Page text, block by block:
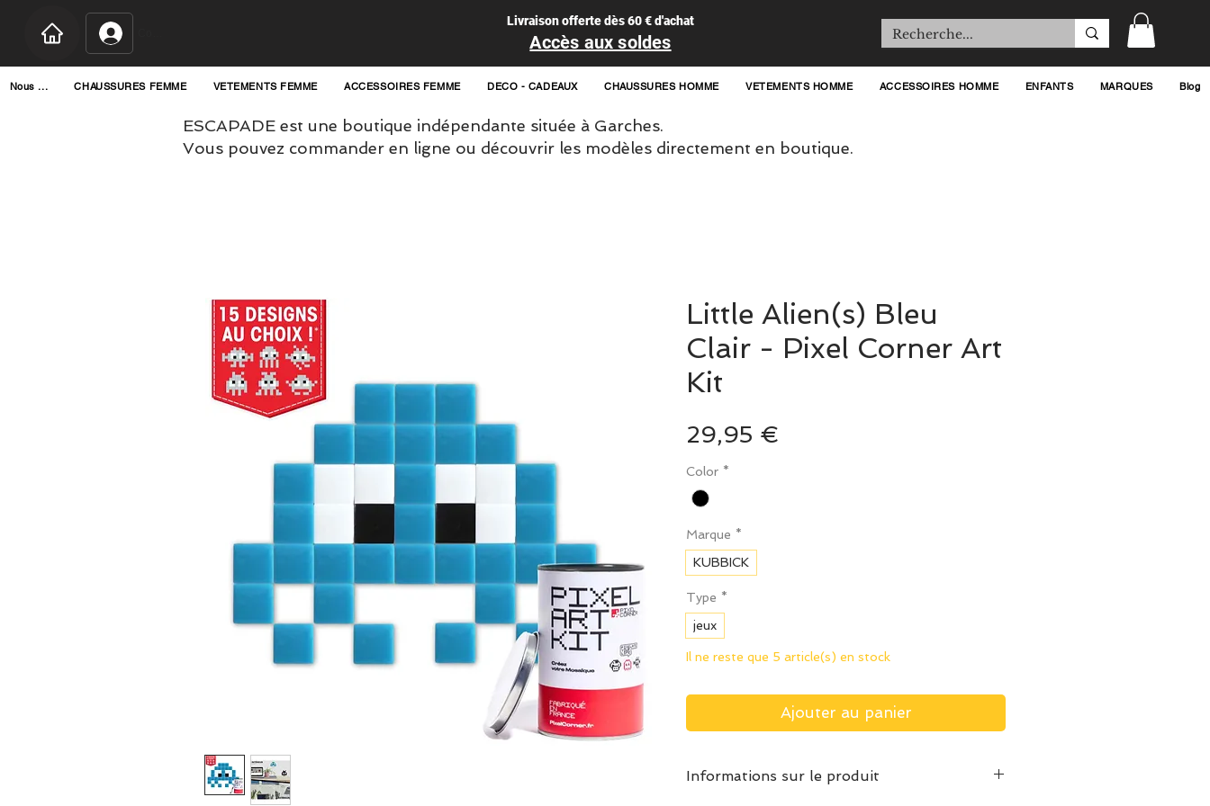
Livraison offerte dès 60 € d'achat
Accès aux soldes
Nous ... CHAUSSURES FEMME VETEMENTS FEMME ACCESSOIRES FEMME DECO - CADEAUX CHAUSSURES HOMME VETEMENTS HOMME ACCESSOIRES HOMME ENFANTS MARQUES Blog
ESCAPADE est une boutique indépendante située à Garches.
Vous pouvez commander en ligne ou découvrir les modèles directement en boutique.
Little Alien(s) Bleu
Clair - Pixel Corner Art
Kit
29,95 €
Color *
Marque *
KUBBICK
Type *
jeux
Il ne reste que 5 article(s) en stock
Ajouter au panier
Informations sur le produit